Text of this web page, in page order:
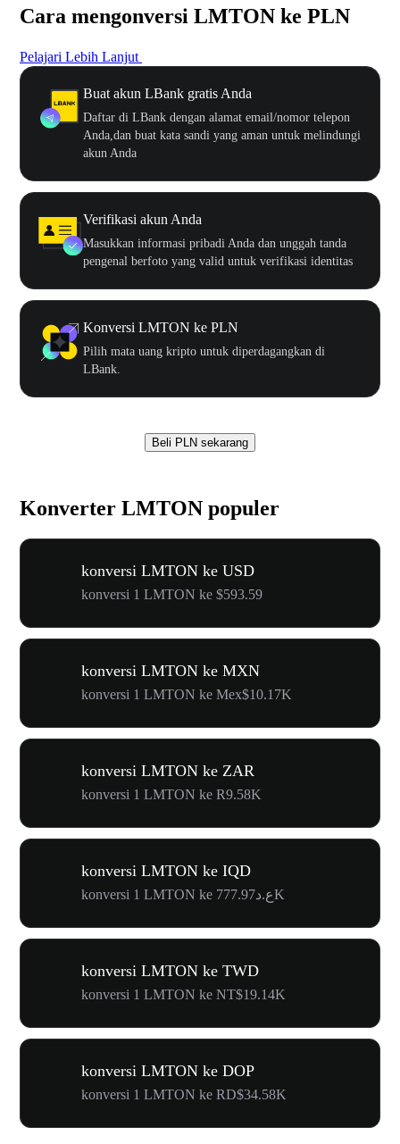
Cara mengonversi LMTON ke PLN
Pelajari Lebih Lanjut
Buat akun LBank gratis Anda
Daftar di LBank dengan alamat email/nomor telepon
Anda,dan buat kata sandi yang aman untuk melindungi
akun Anda
Verifikasi akun Anda
Masukkan informasi pribadi Anda dan unggah tanda
pengenal berfoto yang valid untuk verifikasi identitas
Konversi LMTON ke PLN
Pilih mata uang kripto untuk diperdagangkan di
LBank.
Beli PLN sekarang
Konverter LMTON populer
konversi LMTON ke USD
konversi 1 LMTON ke $593.59
konversi LMTON ke MXN
konversi 1 LMTON ke Mex$10.17K
konversi LMTON ke ZAR
konversi 1 LMTON ke R9.58K
konversi LMTON ke IQD
konversi 1 LMTON ke ع.د777.97K
konversi LMTON ke TWD
konversi 1 LMTON ke NT$19.14K
konversi LMTON ke DOP
konversi 1 LMTON ke RD$34.58K